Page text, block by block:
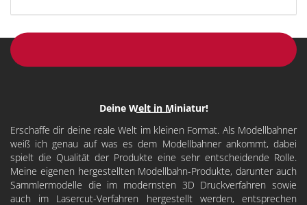
Deine Welt in Miniatur!
Erschaffe dir deine reale Welt im kleinen Format. Als Modellbahner
weiß ich genau auf was es dem Modellbahner ankommt, dabei
spielt die Qualität der Produkte eine sehr entscheidende Rolle.
Meine eigenen hergestellten Modellbahn-Produkte, darunter auch
Sammlermodelle die im modernsten 3D Druckverfahren sowie
auch im Lasercut-Verfahren hergestellt werden, entsprechen